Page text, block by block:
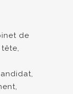
de
tête,
,
,